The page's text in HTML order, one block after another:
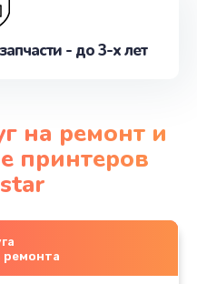
- до 3-х лет
на ремонт и
принтеров
ремонта